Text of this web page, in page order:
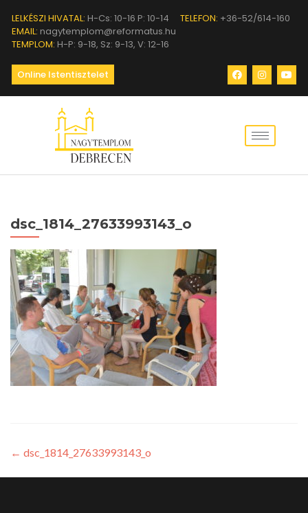
LELKÉSZI HIVATAL: H-Cs: 10-16 P: 10-14 TELEFON: +36-52/614-160
EMAIL: nagytemplom@reformatus.hu
TEMPLOM: H-P: 9-18, Sz: 9-13, V: 12-16
Online Istentisztelet
dsc_1814_27633993143_o
← dsc_1814_27633993143_o